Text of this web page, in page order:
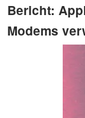
Bericht:
Modems